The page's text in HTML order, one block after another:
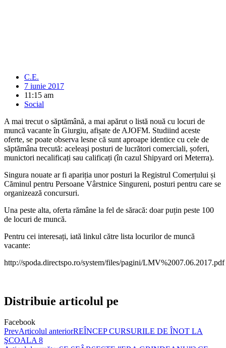
C.E.
7 iunie 2017
11:15 am
Social
A mai trecut o săptămână, a mai apărut o listă nouă cu locuri de
muncă vacante în Giurgiu, afișate de AJOFM. Studiind aceste
oferte, se poate observa lesne că sunt aproape identice cu cele de
săptămâna trecută: aceleași posturi de lucrători comerciali, șoferi,
munictori necalificați sau calificați (în cazul Shipyard ori Meterra).
Singura nouate ar fi apariția unor posturi la Registrul Comerțului și
Căminul pentru Persoane Vârstnice Singureni, posturi pentru care se
organizează concursuri.
Una peste alta, oferta rămâne la fel de săracă: doar puțin peste 100
de locuri de muncă.
Pentru cei interesați, iată linkul către lista locurilor de muncă
vacante:
http://spoda.directspo.ro/system/files/pagini/LMV%2007.06.2017.pdf
Distribuie articolul pe
Facebook
PrevArticolul anteriorREÎNCEP CURSURILE DE ÎNOT LA
ŞCOALA 8